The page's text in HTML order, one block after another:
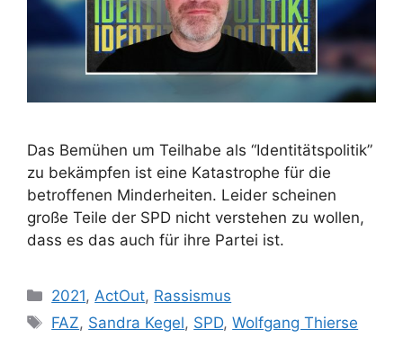
Das Bemühen um Teilhabe als “Identitätspolitik”
zu bekämpfen ist eine Katastrophe für die
betroffenen Minderheiten. Leider scheinen
große Teile der SPD nicht verstehen zu wollen,
dass es das auch für ihre Partei ist.
Kategorien
2021,ActOut, Rassismus
Schlagwörter
FAZ, Sandra Kegel, SPD,Wolfgang Thierse